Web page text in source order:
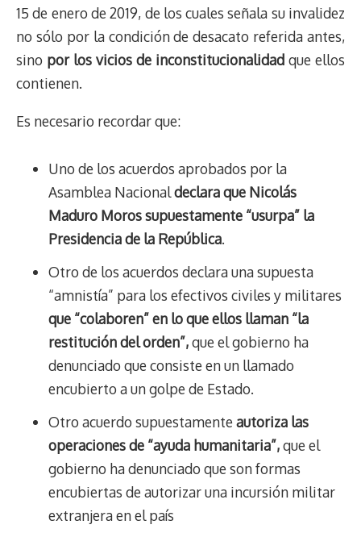
15 de enero de 2019, de los cuales señala su invalidez
no sólo por la condición de desacato referida antes,
sino por los vicios de inconstitucionalidad que ellos
contienen.
Es necesario recordar que:
Uno de los acuerdos aprobados por la
Asamblea Nacionaldeclara que Nicolás
Maduro Moros supuestamente “usurpa” la
Presidencia de la República.
Otro de los acuerdos declara una supuesta
“amnistía” para los efectivos civiles y militares
que “colaboren” en lo que ellos llaman “la
restitución del orden”,que el gobierno ha
denunciado que consiste en un llamado
encubierto a un golpe de Estado.
Otro acuerdo supuestamenteautoriza las
operaciones de “ayuda humanitaria”,que el
gobierno ha denunciado que son formas
encubiertas de autorizar una incursión militar
extranjera en el país